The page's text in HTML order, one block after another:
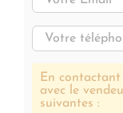
En
avec le
suivantes :